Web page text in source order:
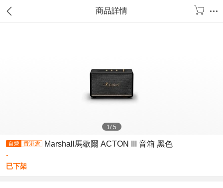
商品詳情
1/5
Marshall馬歇爾 ACTON III 音箱 黑色
-
已下架